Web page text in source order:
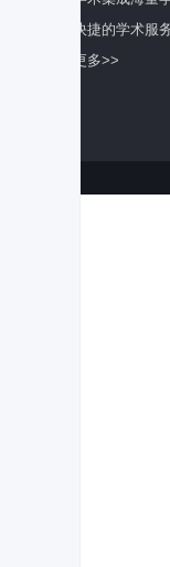
全面快捷的学术
了解更多>>